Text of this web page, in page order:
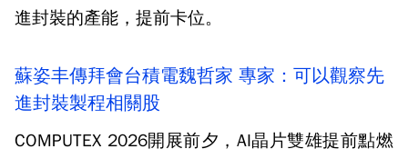
進封裝的產能，提前卡位。
蘇姿丰傳拜會台積電魏哲家 專家：可以觀察先
進封裝製程相關股
COMPUTEX 2026開展前夕，AI晶片雙雄提前點燃